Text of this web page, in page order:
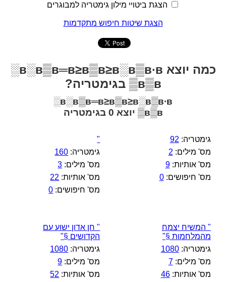
הצגת ביטויי מילון גימטריה למבוגרים
הצגת שיטות חיפוש מתקדמות
כמה יוצא в░в▒в═в≥в▒в≥в░в▒в∙в░
в▒в▒ בגימטריה?
в░в▒в═в≥в▒в≥в░в▒в∙в░
в▒в▒ יוצא 0 בגימטריה
גימטריה: 92
מס' מילים: 2
מס' אותיות:9
מס' חיפושים:0
"
גימטריה: 160
מס' מילים: 3
מס' אותיות: 22
מס' חיפושים: 0
" המשיח יצמח
מהמלחמות §"
גימטריה:1080
מס' מילים:7
מס' אותיות:46
" חן אדון ישוע עם
הקדושים §"
גימטריה: 1080
מס' מילים: 9
מס' אותיות: 52